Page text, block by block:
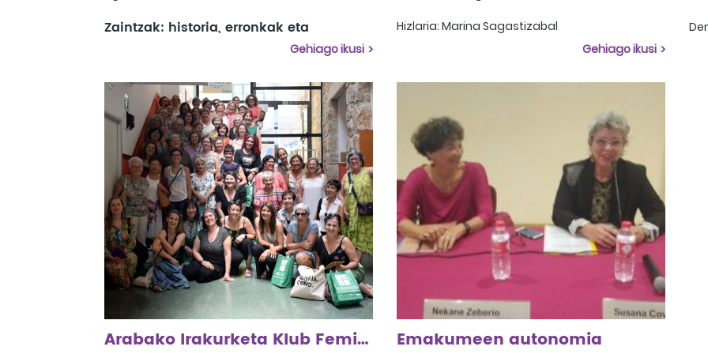
Zaintzak: historia, erronkak eta
Mahai ingurua:Silvia Fedirici
Klownclusiones:Viriginia Imaz
Gehiago ikusi
Hizlaria: Marina Sagastizabal
Praktika onak: Amurrio Besain ElorrioGehiago ikusi
Arabako Irakurketa Klub Feministen III. Topaketa Emakumeen autonomia